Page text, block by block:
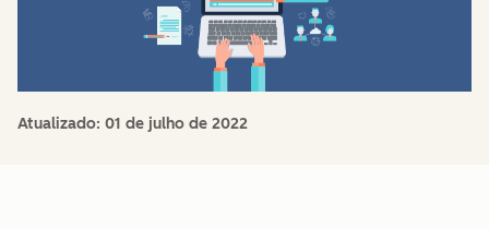
Atualizado: 01 de julho de 2022